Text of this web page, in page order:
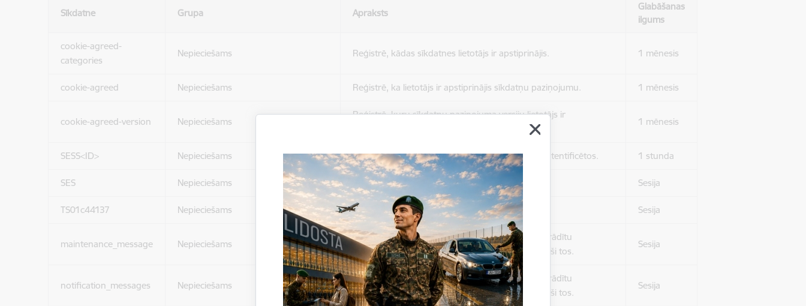
Sīkdatne Grupa Apraksts
Glabāšanas
ilgums
cookie-agreed-
categories
Nepieciešams Reģistrē, kādas sīkdatnes lietotājs ir apstiprinājis. 1 mēnesis
cookie-agreed Nepieciešams Reģistrē, ka lietotājs ir apstiprinājis sīkdatņu paziņojumu. 1 mēnesis
cookie-agreed-version Nepieciešams
Reģistrē, kuru sīkdatņu paziņojuma versiju lietotājs ir
1 mēnesis
SESS<ID> Nepieciešams Nepieciešams tikai satura administratoriem, lai autentificētos. 1 stunda
SES Nepieciešams Sesijas uzturēšana no slodzes dalīšanas viedokļa. Sesija
TS01c44137 Nepieciešams Drošības politikas sesija. Sesija
maintenance_message Nepieciešams
Sīkdatne ir nepieciešama, lai visiem lietotājiem nerādītu
ziņojumus pēc tam, kad viņi ir izlasījuši un aizvēruši tos.
Sesija
notification_messages Nepieciešams
Sīkdatne ir nepieciešama, lai visiem lietotājiem nerādītu
ziņojumus pēc tam, kad viņi ir izlasījuši un aizvēruši tos.
Sesija